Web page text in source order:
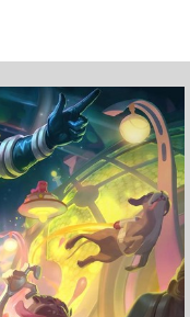
立 即 下 载
收 藏